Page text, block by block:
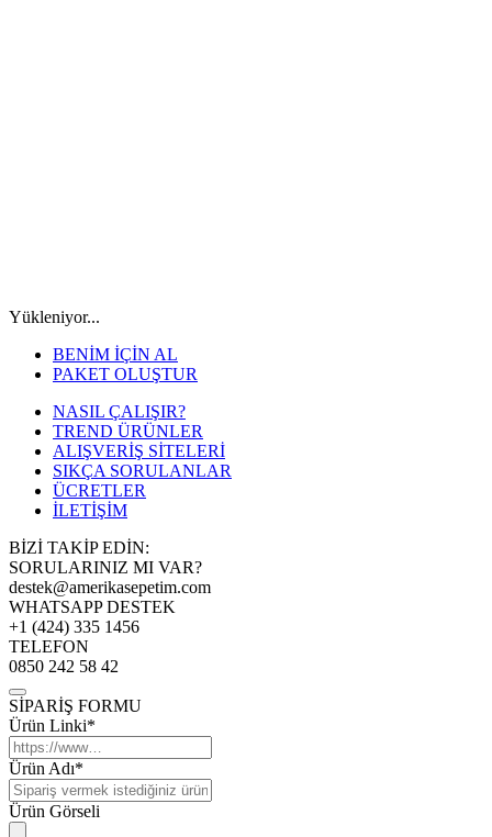
Yükleniyor...
BENİM İÇİN AL
PAKET OLUŞTUR
NASIL ÇALIŞIR?
TREND ÜRÜNLER
ALIŞVERİŞ SİTELERİ
SIKÇA SORULANLAR
ÜCRETLER
İLETİŞİM
BİZİ TAKİP EDİN:
SORULARINIZ MI VAR?
destek@amerikasepetim.com
WHATSAPP DESTEK
+1 (424) 335 1456
TELEFON
0850 242 58 42
SİPARİŞ FORMU
Ürün Linki*
Ürün Adı*
Ürün Görseli